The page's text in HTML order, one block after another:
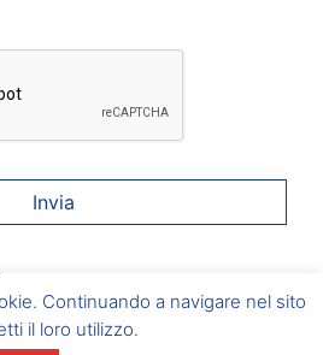
6 – Foligno(PG) Via A. Vici, 20
Vignola, 5 –Marsciano(PG) Via
Continuando a navigare nel sito
il loro utilizzo.